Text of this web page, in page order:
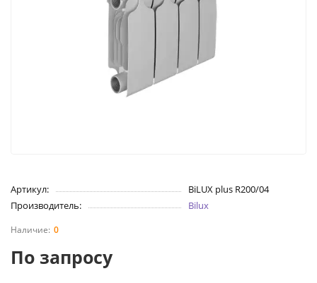
Артикул:
BiLUX plus R200/04
Производитель:
Bilux
0
По запросу